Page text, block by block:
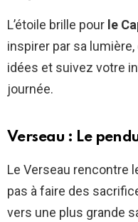
L’étoile brille pour le
inspirer par sa
idées et suivez votre
journée.
Verseau : Le
Le Verseau rencontre
pas à faire des
vers une plus grande